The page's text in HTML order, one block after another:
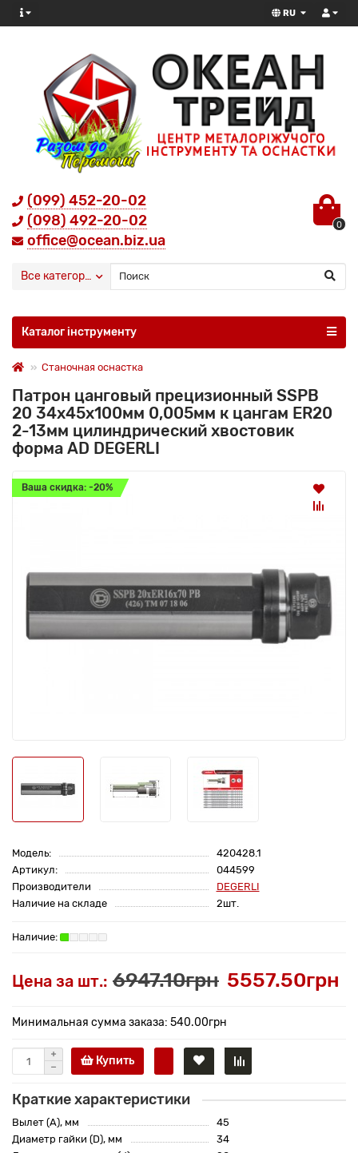
RU
(099) 452-20-02
(098) 492-20-02
office@ocean.biz.ua
0
Все категории
Каталог інструменту
Станочная оснастка
Патрон цанговый прецизионный SSPB
20 34x45x100мм 0,005мм к цангам ER20
2-13мм цилиндрический хвостовик
форма AD DEGERLI
Ваша скидка: -20%
Модель:
420428.1
Артикул:
044599
Производители
DEGERLI
Наличие на складе
2шт.
Цена за шт.: 6947.10грн 5557.50грн
Минимальная сумма заказа: 540.00грн
Купить
Краткие характеристики
Вылет (A), мм
45
Диаметр гайки (D), мм
34